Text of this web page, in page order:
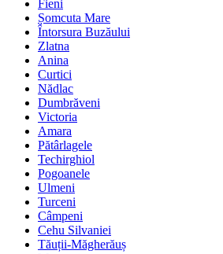
Fieni
Șomcuta Mare
Întorsura Buzăului
Zlatna
Anina
Curtici
Nădlac
Dumbrăveni
Victoria
Amara
Pătârlagele
Techirghiol
Pogoanele
Ulmeni
Turceni
Câmpeni
Cehu Silvaniei
Tăuții-Măgherăuș